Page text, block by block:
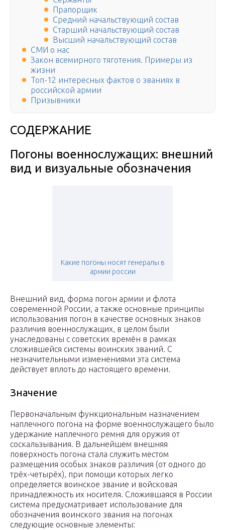
Прапорщик
Средний начальствующий состав
Старший начальствующий состав
Высший начальствующий состав
СМИ о нас
Закон всемирного тяготения. Примеры из
жизни
Топ-12 интересных фактов о званиях в
российской армии
Призывники
СОДЕРЖАНИЕ
Погоны военнослужащих: внешний
вид и визуальные обозначения
Какие погоны носят генералы в
армии россии
Внешний вид, форма погон армии и флота
современной России, а также основные принципы
использования погон в качестве основных знаков
различия военнослужащих, в целом были
унаследованы с советских времён в рамках
сложившейся системы воинских званий. С
незначительными изменениями эта система
действует вплоть до настоящего времени.
Значение
Первоначальным функциональным назначением
наплечного погона на форме военнослужащего было
удержание наплечного ремня для оружия от
соскальзывания. В дальнейшем внешняя
поверхность погона стала служить местом
размещения особых знаков различия (от одного до
трёх-четырёх), при помощи которых легко
определяется воинское звание и войсковая
принадлежность их носителя. Сложившаяся в России
система предусматривает использование для
обозначения воинского звания на погонах
следующие основные элементы: